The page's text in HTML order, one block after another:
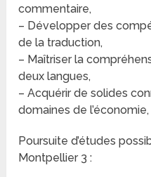
commentaire,
– Développer des
de la traduction,
– Maîtriser la
deux langues,
– Acquérir de solides
domaines de
Poursuite d’études
Montpellier 3 :